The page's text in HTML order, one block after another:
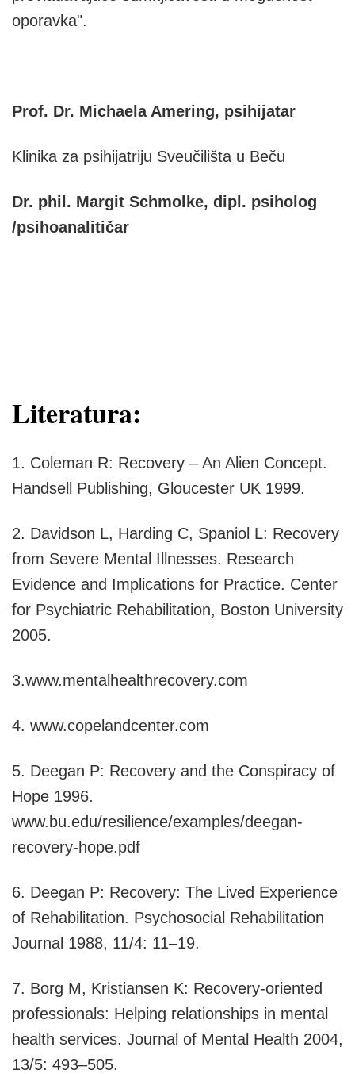
oporavka".
Prof. Dr. Michaela Amering, psihijatar
Klinika za psihijatriju Sveučilišta u Beču
Dr. phil. Margit Schmolke, dipl. psiholog
/psihoanalitičar
Literatura:
1. Coleman R: Recovery – An Alien Concept.
Handsell Publishing, Gloucester UK 1999.
2. Davidson L, Harding C, Spaniol L: Recovery
from Severe Mental Illnesses. Research
Evidence and Implications for Practice. Center
for Psychiatric Rehabilitation, Boston University
2005.
3.www.mentalhealthrecovery.com
4. www.copelandcenter.com
5. Deegan P: Recovery and the Conspiracy of
Hope 1996.
www.bu.edu/resilience/examples/deegan-
recovery-hope.pdf
6. Deegan P: Recovery: The Lived Experience
of Rehabilitation. Psychosocial Rehabilitation
Journal 1988, 11/4: 11–19.
7. Borg M, Kristiansen K: Recovery-oriented
professionals: Helping relationships in mental
health services. Journal of Mental Health 2004,
13/5: 493–505.